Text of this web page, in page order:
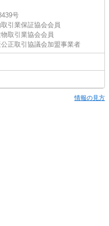
号
引業保証協会会員
取引業協会会員
正取引協議会加盟事業者
情報の見方